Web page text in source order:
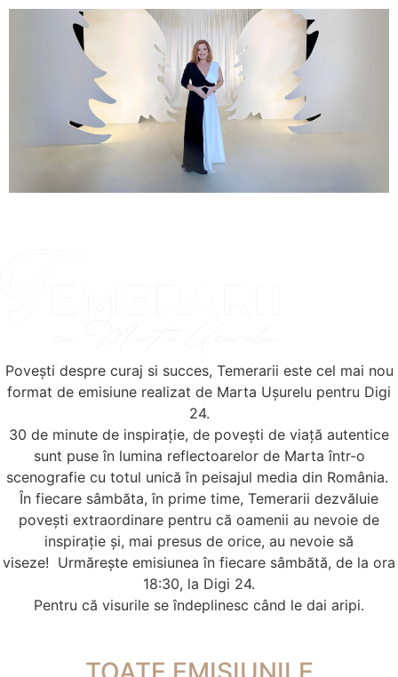
Povești despre curaj si succes, Temerarii este cel mai nou
format de emisiune realizat de Marta Ușurelu pentru Digi
24.
30 de minute de inspirație, de povești de viață autentice
sunt puse în lumina reflectoarelor de Marta într-o
scenografie cu totul unică în peisajul media din România.
În fiecare sâmbăta, în prime time, Temerarii dezvăluie
povești extraordinare pentru că oamenii au nevoie de
inspirație și, mai presus de orice, au nevoie să
viseze! Urmărește emisiunea în fiecare sâmbătă, de la ora
18:30, la Digi 24.
Pentru că visurile se îndeplinesc când le dai aripi.